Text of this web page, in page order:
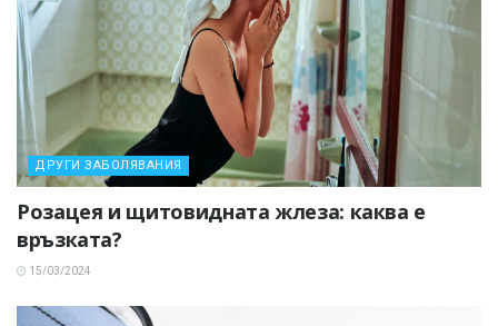
ДРУГИ ЗАБОЛЯВАНИЯ
Розацея и щитовидната жлеза: каква е
връзката?
15/03/2024